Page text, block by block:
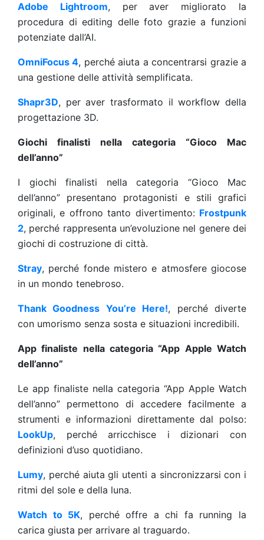
Adobe Lightroom, per aver migliorato la
procedura di editing delle foto grazie a funzioni
potenziate dall’AI.
OmniFocus 4, perché aiuta a concentrarsi grazie a
una gestione delle attività semplificata.
Shapr3D, per aver trasformato il workflow della
progettazione 3D.
Giochi finalisti nella categoria “Gioco Mac
dell’anno”
I giochi finalisti nella categoria “Gioco Mac
dell’anno” presentano protagonisti e stili grafici
originali, e offrono tanto divertimento: Frostpunk
2, perché rappresenta un’evoluzione nel genere dei
giochi di costruzione di città.
Stray, perché fonde mistero e atmosfere giocose
in un mondo tenebroso.
Thank Goodness You’re Here!, perché diverte
con umorismo senza sosta e situazioni incredibili.
App finaliste nella categoria “App Apple Watch
dell’anno”
Le app finaliste nella categoria “App Apple Watch
dell’anno” permettono di accedere facilmente a
strumenti e informazioni direttamente dal polso:
LookUp, perché arricchisce i dizionari con
definizioni d’uso quotidiano.
Lumy, perché aiuta gli utenti a sincronizzarsi con i
ritmi del sole e della luna.
Watch to 5K, perché offre a chi fa running la
carica giusta per arrivare al traguardo.